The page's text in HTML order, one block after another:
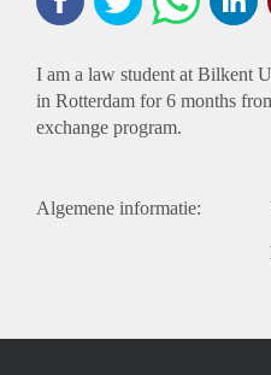
I am a law student at Bilkent
in Rotterdam for 6 months
exchange program.
Algemene informatie: